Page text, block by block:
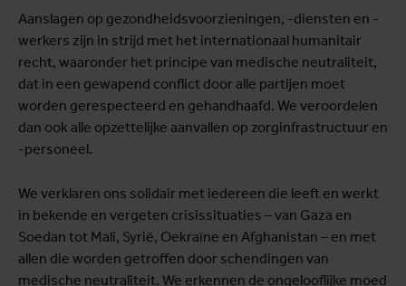
Aanslagen op gezondheidsvoorzieningen, -diensten en -
werkers zijn in strijd met het internationaal humanitair
recht, waaronder het principe van medische neutraliteit,
dat in een gewapend conflict door alle partijen moet
worden gerespecteerd en gehandhaafd. We veroordelen
dan ook alle opzettelijke aanvallen op zorginfrastructuur en
-personeel.
We verklaren ons solidair met iedereen die leeft en werkt
in bekende en vergeten crisissituaties – van Gaza en
Soedan tot Mali, Syrië, Oekraïne en Afghanistan – en met
allen die worden getroffen door schendingen van
medische neutraliteit. We erkennen de ongelooflijke moed